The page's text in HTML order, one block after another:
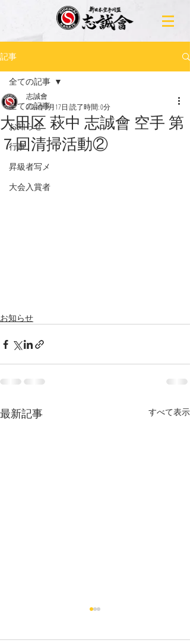
記事
全ての記事
お知らせ
行事
昇級者写メ
大会入賞者
全ての記事
大田区 萩中 志誠會 空手 第
７回清掃活動②
志誠會
2024年3月17日 読了時間: 0分
お知らせ
最新記事 すべて表示